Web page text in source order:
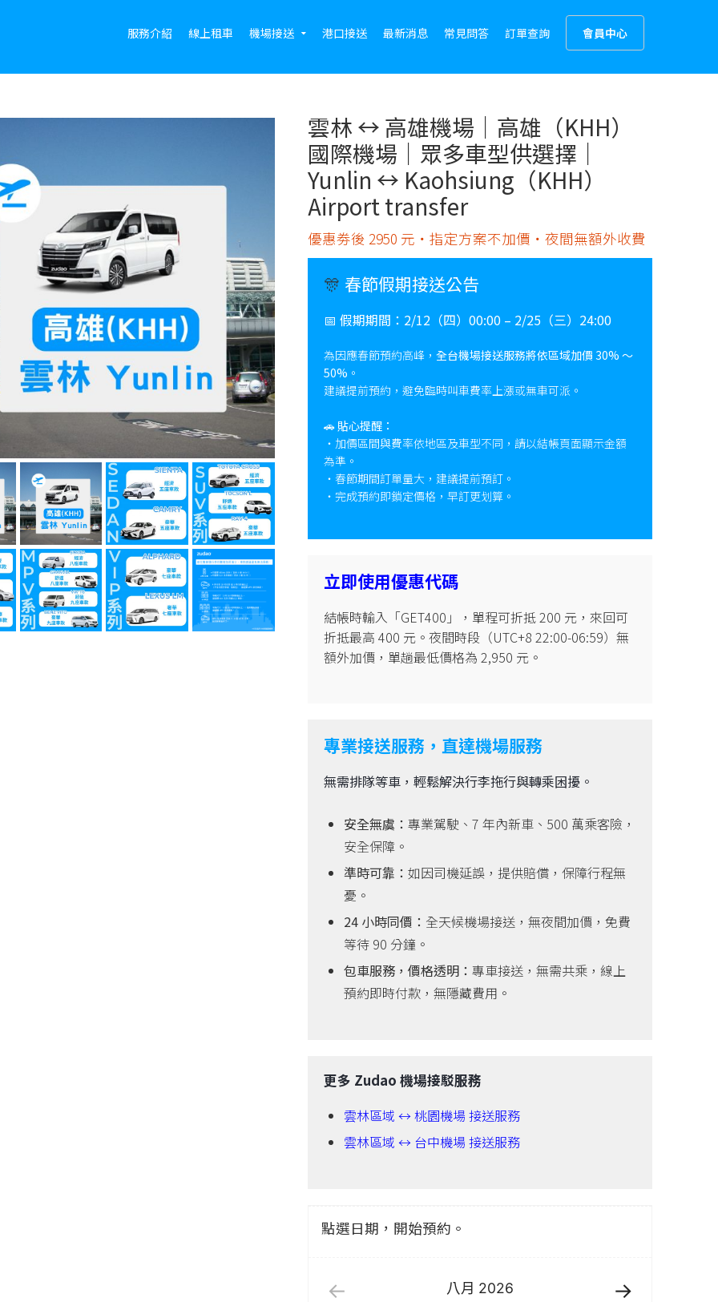
服務介紹 線上租車 機場接送 港口接送 最新消息 常見問答 訂單查詢 會員中心
雲林 ↔︎ 高雄機場｜高雄（KHH）
國際機場｜眾多車型供選擇｜
Yunlin ↔︎ Kaohsiung（KHH）
Airport transfer
優惠劵後 2950 元・指定方案不加價・夜間無額外收費
🎊 春節假期接送公告
📅 假期期間： 2/12（四）00:00 – 2/25（三）24:00
為因應春節預約高峰， 全台機場接送服務將依區域加價 30% ～
50% 。
建議提前預約，避免臨時叫車費率上漲或無車可派。
🚗 貼心提醒：
・加價區間與費率依地區及車型不同，請以結帳頁面顯示金額
為準。
・春節期間訂單量大，建議提前預訂。
・完成預約即鎖定價格，早訂更划算。
立即使用優惠代碼
結帳時輸入「GET400」，單程可折抵 200 元，來回可
折抵最高 400 元。夜間時段（UTC+8 22:00-06:59）無
額外加價，單趟最低價格為 2,950 元。
專業接送服務，直達機場服務
無需排隊等車，輕鬆解決行李拖行與轉乘困擾。
安全無虞： 專業駕駛、7 年內新車、500 萬乘客險，
安全保障。
準時可靠： 如因司機延誤，提供賠償，保障行程無
憂。
24 小時同價： 全天候機場接送，無夜間加價，免費
等待 90 分鐘。
包車服務，價格透明： 專車接送，無需共乘，線上
預約即時付款，無隱藏費用。
更多 Zudao 機場接駁服務
雲林區域 ↔ 桃園機場 接送服務
雲林區域 ↔ 台中機場 接送服務
點選日期，開始預約。
八月 2026